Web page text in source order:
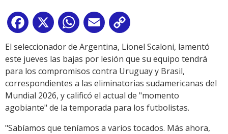
Facebook
X WhatsApp
Email
Link
El seleccionador de Argentina, Lionel Scaloni, lamentó
este jueves las bajas por lesión que su equipo tendrá
para los compromisos contra Uruguay y Brasil,
correspondientes a las eliminatorias sudamericanas del
Mundial 2026, y calificó el actual de "momento
agobiante" de la temporada para los futbolistas.
"Sabíamos que teníamos a varios tocados. Más ahora,